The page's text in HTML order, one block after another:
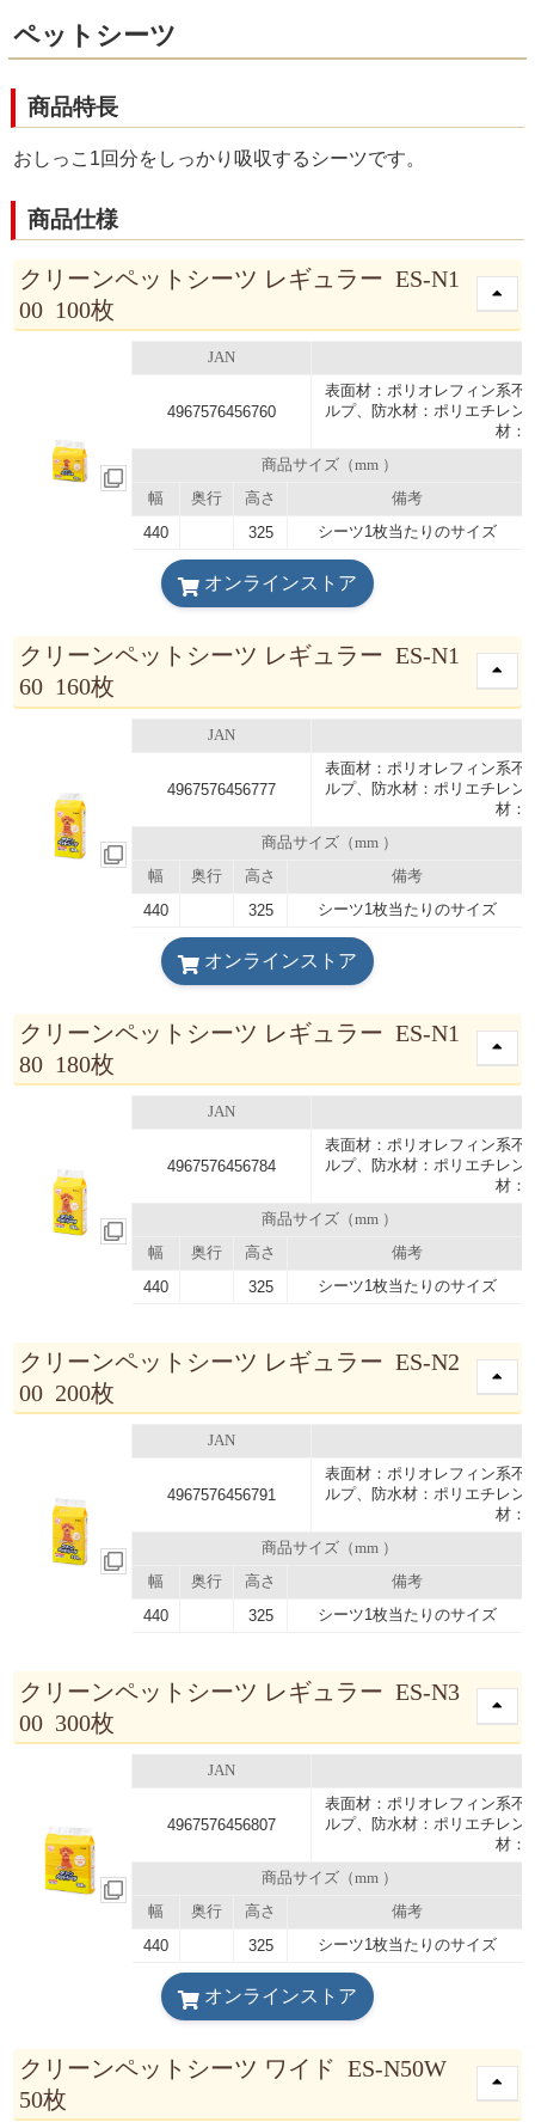
ペットシーツ
商品特長
おしっこ1回分をしっかり吸収するシーツです。
商品仕様
クリーンペットシーツ レギュラー ES-N1
00 100枚
JAN
4967576456760
表面材：ポリオレフィン系不
ルプ、防水材：ポリエチレン
材：
商品サイズ（mm ）
幅
奥行 高さ 備考
440 325 シーツ1枚当たりのサイズ
オンラインストア
クリーンペットシーツ レギュラー ES-N1
60 160枚
JAN
4967576456777
表面材：ポリオレフィン系不
ルプ、防水材：ポリエチレ
材：
商品サイズ（mm ）
幅
奥行 高さ 備考
440 325 シーツ1枚当たりのサイズ
オンラインストア
クリーンペットシーツ レギュラー ES-N1
80 180枚
JAN
4967576456784
表面材：ポリオレフィン系不
ルプ、防水材：ポリエチレ
材：
商品サイズ（mm ）
幅
奥行 高さ 備考
440 325 シーツ1枚当たりのサイズ
クリーンペットシーツ レギュラー ES-N2
00 200枚
JAN
4967576456791
表面材：ポリオレフィン系不
ルプ、防水材：ポリエチレン
材：
商品サイズ（mm ）
幅
奥行 高さ 備考
440 325 シーツ1枚当たりのサイズ
クリーンペットシーツ レギュラー ES-N3
00 300枚
JAN
4967576456807
表面材：ポリオレフィン系不
ルプ、防水材：ポリエチレ
材：
商品サイズ（mm ）
幅
奥行 高さ 備考
440 325 シーツ1枚当たりのサイズ
オンラインストア
クリーンペットシーツ ワイド ES-N50W
50枚